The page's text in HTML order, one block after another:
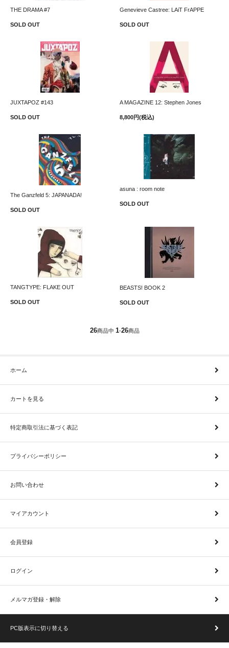
THE DRAMA #7
SOLD OUT
Genevieve Castree: LAiT FrAPPE
SOLD OUT
JUXTAPOZ #143
SOLD OUT
A MAGAZINE 12: Stephen Jones
8,800円(税込)
The Ganzfeld 5: JAPANADA!
SOLD OUT
asuna : room note
SOLD OUT
TANGTYPE: FLAKE OUT
SOLD OUT
BEASTS! BOOK 2
SOLD OUT
26商品中 1-26商品
ホーム
カートを見る
特定商取引法に基づく表記
プライバシーポリシー
お問い合わせ
マイアカウント
会員登録
ログイン
メルマガ登録・解除
PC版表示に切り替える